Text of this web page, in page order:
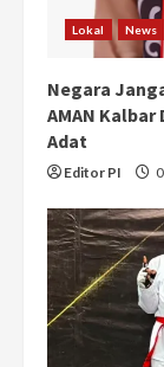
Lokal News
Negara
AMAN
Adat
Editor PI